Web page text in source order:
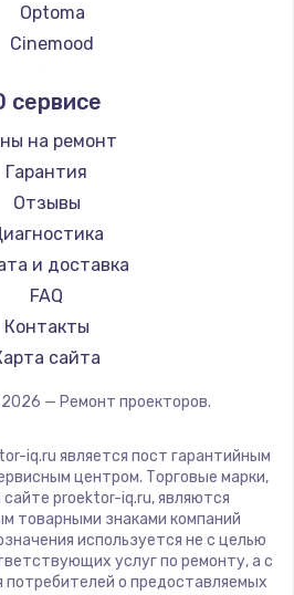
Optoma
Cinemood
Barco
Xgimi
Canon
JVC
Casio
Hiper
HITACHI
Panasonic
Hisense
сервисе
на ремонт
Гарантия
Отзывы
и доставка
FAQ
Контакты
сайта
2026 — Ремонт проекторов.
iq.ru является пост гарантийным
центром. Торговые марки,
proektor-iq.ru, являются
товарными знаками компаний
используется не с целью
услуг по ремонту, а с
о предоставляемых